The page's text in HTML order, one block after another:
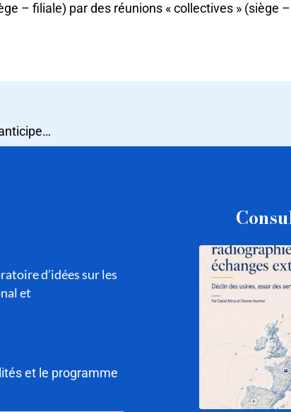
– filiale) par des réunions « collectives » (siège
Stratégies tête-de-pont : bien choisir le pays tremplin et anticiper les difficultés
d’idées sur les
et
et le programme